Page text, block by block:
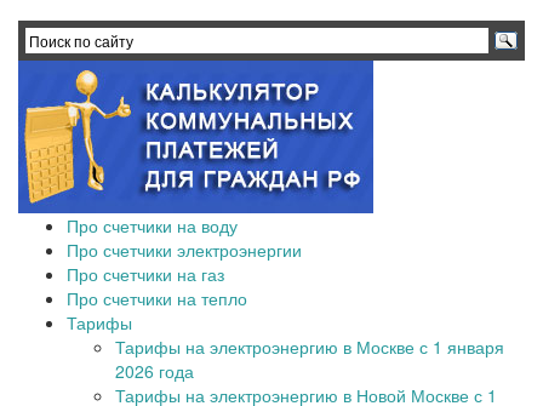
Про счетчики на воду
Про счетчики электроэнергии
Про счетчики на газ
Про счетчики на тепло
Тарифы
Тарифы на электроэнергию в Москве с 1 января
2026 года
Тарифы на электроэнергию в Новой Москве с 1